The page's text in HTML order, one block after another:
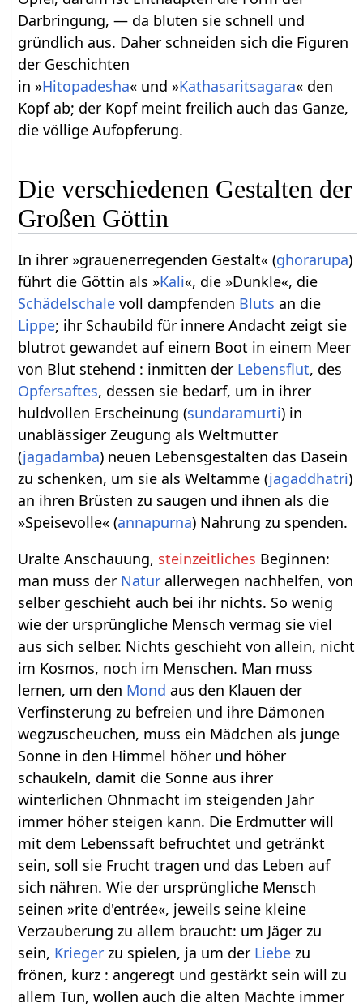
Darbringung, — da bluten sie schnell und
gründlich aus. Daher schneiden sich die Figuren
der Geschichten
in »Hitopadesha« und »Kathasaritsagara« den
Kopf ab; der Kopf meint freilich auch das Ganze,
die völlige Aufopferung.
Die verschiedenen Gestalten der
Großen Göttin
In ihrer »grauenerregenden Gestalt« (ghorarupa)
führt die Göttin als »Kali«, die »Dunkle«, die
Schädelschale voll dampfenden Bluts an die
Lippe; ihr Schaubild für innere Andacht zeigt sie
blutrot gewandet auf einem Boot in einem Meer
von Blut stehend : inmitten der Lebensflut, des
Opfersaftes, dessen sie bedarf, um in ihrer
huldvollen Erscheinung (sundaramurti) in
unablässiger Zeugung als Weltmutter
(jagadamba) neuen Lebensgestalten das Dasein
zu schenken, um sie als Weltamme (jagaddhatri)
an ihren Brüsten zu saugen und ihnen als die
»Speisevolle« (annapurna) Nahrung zu spenden.
Uralte Anschauung, steinzeitliches Beginnen:
man muss der Natur allerwegen nachhelfen, von
selber geschieht auch bei ihr nichts. So wenig
wie der ursprüngliche Mensch vermag sie viel
aus sich selber. Nichts geschieht von allein, nicht
im Kosmos, noch im Menschen. Man muss
lernen, um den Mond aus den Klauen der
Verfinsterung zu befreien und ihre Dämonen
wegzuscheuchen, muss ein Mädchen als junge
Sonne in den Himmel höher und höher
schaukeln, damit die Sonne aus ihrer
winterlichen Ohnmacht im steigenden Jahr
immer höher steigen kann. Die Erdmutter will
mit dem Lebenssaft befruchtet und getränkt
sein, soll sie Frucht tragen und das Leben auf
sich nähren. Wie der ursprüngliche Mensch
seinen »rite d'entrée«, jeweils seine kleine
Verzauberung zu allem braucht: um Jäger zu
sein, Krieger zu spielen, ja um der Liebe zu
frönen, kurz : angeregt und gestärkt sein will zu
allem Tun, wollen auch die alten Mächte immer